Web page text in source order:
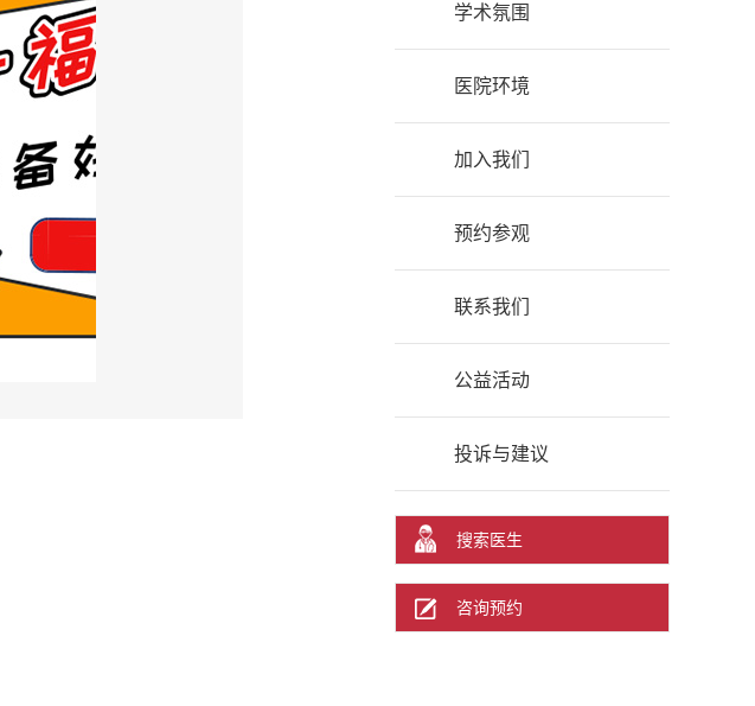
学术氛围
医院环境
加入我们
预约参观
联系我们
公益活动
投诉与建议
搜索医生
咨询预约